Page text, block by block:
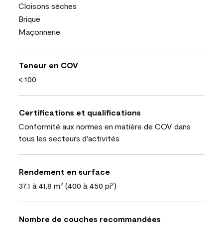
Cloisons sèches
Brique
Maçonnerie
Teneur en COV
< 100
Certifications et qualifications
Conformité aux normes en matière de COV dans
tous les secteurs d'activités
Rendement en surface
37,1 à 41,8 m² (400 à 450 pi²)
Nombre de couches recommandées